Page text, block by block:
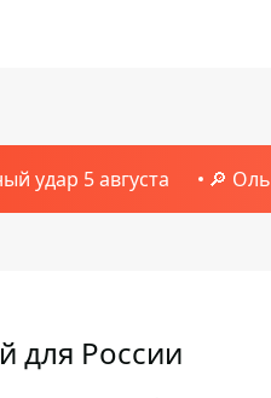
удар 5 августа 🔎
для России